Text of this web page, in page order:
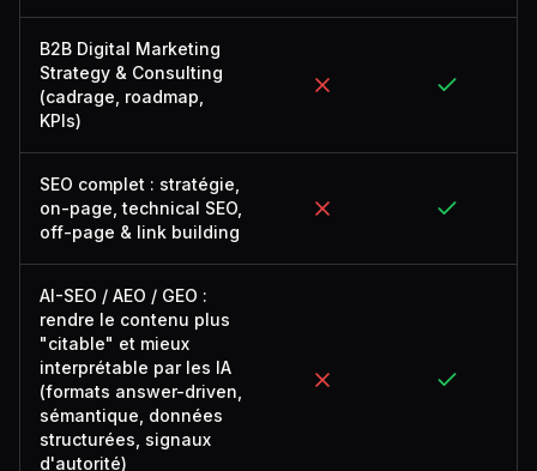
B2B Digital Marketing
Strategy & Consulting
(cadrage, roadmap,
KPIs)
SEO complet : stratégie,
on-page, technical SEO,
off-page & link building
AI-SEO / AEO / GEO :
rendre le contenu plus
"citable" et mieux
interprétable par les IA
(formats answer-driven,
sémantique, données
structurées, signaux
d'autorité)